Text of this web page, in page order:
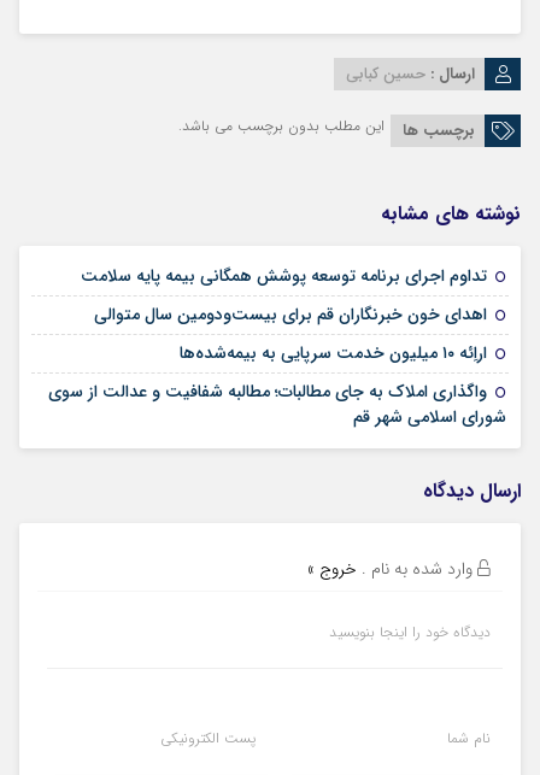
ارسال : حسین کبابی
برچسب ها این مطلب بدون برچسب می باشد.
نوشته های مشابه
تداوم اجرای برنامه توسعه پوشش همگانی بیمه پایه سلامت
اهدای خون خبرنگاران قم برای بیست‌ودومین سال متوالی
اراِئه ۱۰ میلیون خدمت سرپایی به بیمه‌شده‌ها
واگذاری املاک به جای مطالبات؛ مطالبه شفافیت و عدالت از سوی
شورای اسلامی شهر قم
ارسال دیدگاه
وارد شده به نام . خروج »
دیدگاه خود را اینجا بنویسید
نام شما پست الکترونیکی